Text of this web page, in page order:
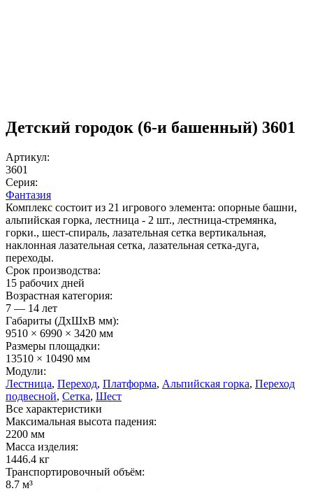
Детский городок (6-и башенный) 3601
Артикул:
3601
Серия:
Фантазия
Комплекс состоит из 21 игрового элемента: опорные башни,
альпийская горка, лестница - 2 шт., лестница-стремянка,
горки., шест-спираль, лазательная сетка вертикальная,
наклонная лазательная сетка, лазательная сетка-дуга,
переходы.
Срок производства:
15 рабочих дней
Возрастная категория:
7 — 14 лет
Габариты (ДхШxВ мм):
9510 × 6990 × 3420 мм
Размеры площадки:
13510 × 10490 мм
Модули:
Лестница, Переход, Платформа, Альпийская горка, Переход
подвесной, Сетка, Шест
Все характеристики
Максимальная высота падения:
2200 мм
Масса изделия:
1446.4 кг
Транспортировочный объём:
8.7 м³